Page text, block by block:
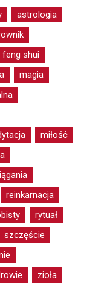
astrologia
feng shui
magia
miłość
reinkarnacja
rytuał
szczęście
zioła